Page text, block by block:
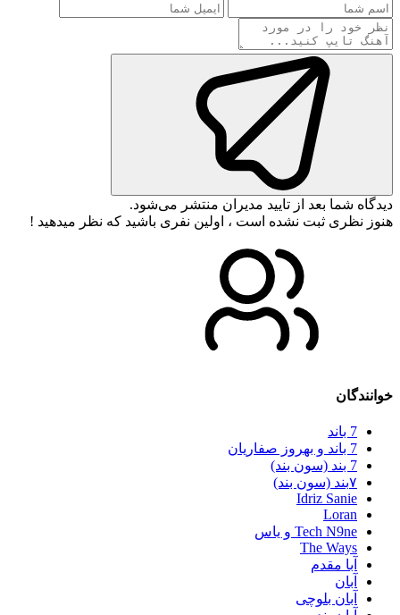
دیدگاه شما بعد از تایید مدیران منتشر می‌شود.
هنوز نظری ثبت نشده است ، اولین نفری باشید که نظر میدهید !
خوانندگان
7 باند
7 باند و بهروز صفاریان
7 بند (سون بند)
۷بند (سون بند)
Idriz Sanie
Loran
Tech N9ne و یاس
The Ways
آبا مقدم
آبان
آبان بلوچی